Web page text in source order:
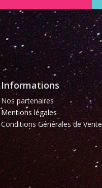
Informations
Nos partenaires
Mentions légales
Conditions Générales de Vente